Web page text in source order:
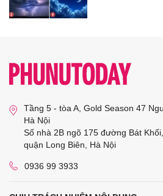
Tầng 5 - tòa A, Gold Season 47
Hà Nội
Số nhà 2B ngõ 175 đường Bát
quận Long Biên, Hà Nội
0936 99 3933